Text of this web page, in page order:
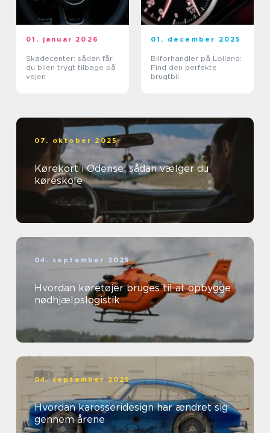
01. januar 2026
Skadecenter: sådan får
du bilen trygt tilbage på
vejen
01. december 2025
Bilforhandler på Lolland:
Find den perfekte
brugtbil
07. oktober 2025
Kørekort i Odense: sådan vælger du
køreskole
04. september 2025
Hvordan køretøjer bruges til at opbygge
nødhjælpslogistik
04. september 2025
Hvordan karosseridesign har ændret sig
gennem årene